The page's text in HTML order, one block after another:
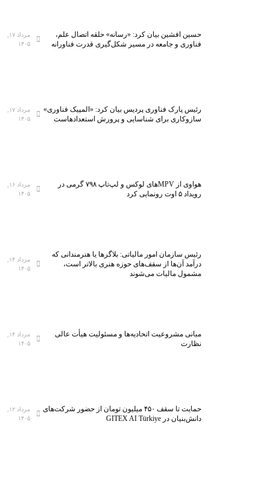
حسین افشین بیان کرد: «رسانه» حلقه اتصال علم،
فناوری و جامعه در مسیر شکل‌گیری قدرت فناورانه
۱۴۰۵
رئیس پارک فناوری پردیس بیان کرد: «المپیک فناوری»
سازوکاری برای شناسایی و پرورش استعدادهاست
۱۴۰۵
هواوی از MPVهای لوکس و لپ‌تاپ ۷۹۸ گرمی در
رویداد ۵ اوت رونمایی کرد
۱۴۰۵
رئیس سازمان امور مالیاتی: بلاگر‌ها یا هنرمندانی که
درآمد آن‌ها از سقف‌های حوزه هنری بالاتر است،
مشمول مالیات می‌شوند
۱۴۰۵
مبانی مشروعیت اتحادیه‌ها و مسئولیت هیأت عالی
نظارت
۱۴۰۵
حمایت تا سقف ۴۵۰ میلیون تومان از حضور شرکت‌های
دانش‌بنیان در GITEX AI Türkiye
۱۴۰۵